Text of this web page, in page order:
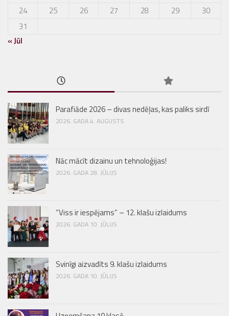
24
25 26 27 28 29
30
31
« Jūl
Parafiāde 2026 – divas nedēļas, kas paliks sirdī
2026. GADA 4. AUGUSTS
Nāc mācīt dizainu un tehnoloģijas!
2026. GADA 28. JŪLIJS
“Viss ir iespējams” – 12. klašu izlaidums
2026. GADA 10. JŪLIJS
Svinīgi aizvadīts 9. klašu izlaidums
2026. GADA 10. JŪLIJS